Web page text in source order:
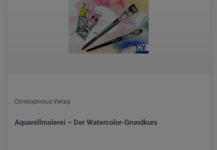
Christophorus Verlag
Aquarellmalerei – Der Watercolor-Grundkurs